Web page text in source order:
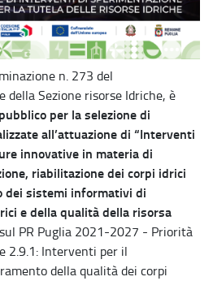
n. 273 del
Sezione risorse Idriche, è
per la selezione di
all’attuazione di “Interventi
innovative in materia di
riabilitazione dei corpi idrici
dei sistemi informativi di
e della qualità della risorsa
PR Puglia 2021-2027 - Priorità
2.9.1: Interventi per il
della qualità dei corpi